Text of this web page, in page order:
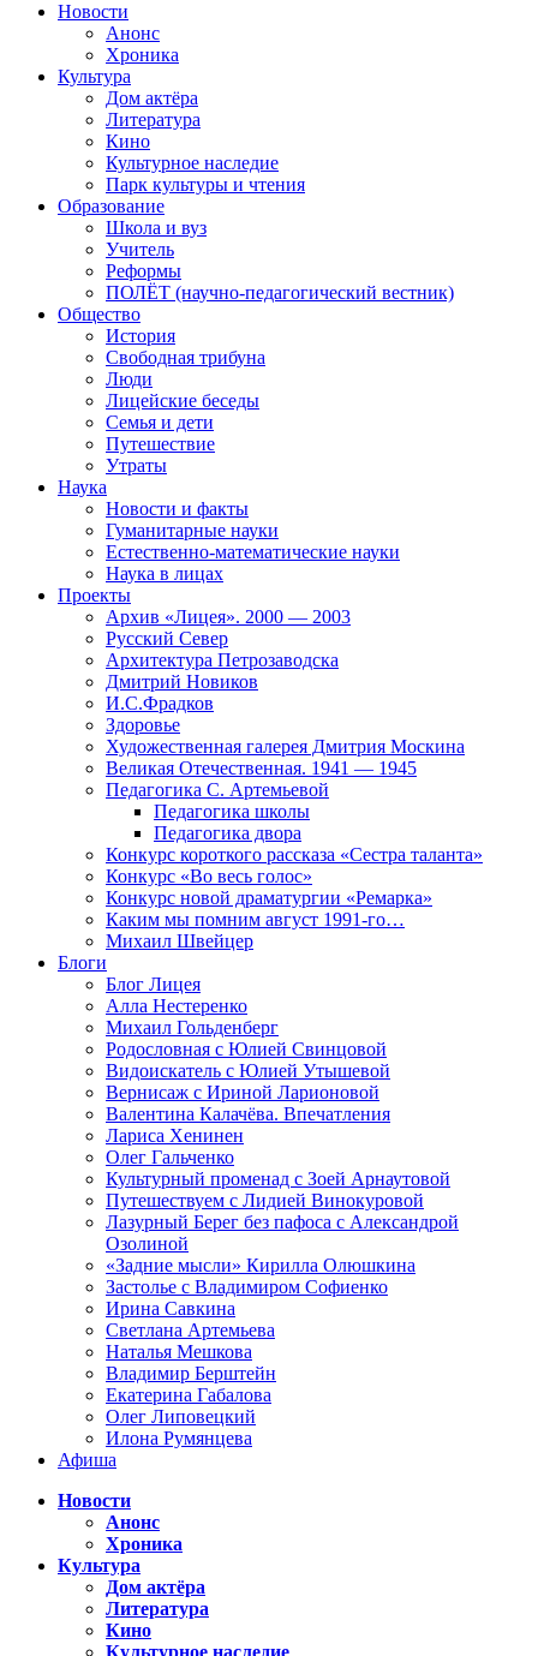
Новости
Анонс
Хроника
Культура
Дом актёра
Литература
Кино
Культурное наследие
Парк культуры и чтения
Образование
Школа и вуз
Учитель
Реформы
ПОЛЁТ (научно-педагогический вестник)
Общество
История
Свободная трибуна
Люди
Лицейские беседы
Семья и дети
Путешествие
Утраты
Наука
Новости и факты
Гуманитарные науки
Естественно-математические науки
Наука в лицах
Проекты
Архив «Лицея». 2000 — 2003
Русский Север
Архитектура Петрозаводска
Дмитрий Новиков
И.С.Фрадков
Здоровье
Художественная галерея Дмитрия Москина
Великая Отечественная. 1941 — 1945
Педагогика С. Артемьевой
Педагогика школы
Педагогика двора
Конкурс короткого рассказа «Сестра таланта»
Конкурс «Во весь голос»
Конкурс новой драматургии «Ремарка»
Каким мы помним август 1991-го…
Михаил Швейцер
Блоги
Блог Лицея
Алла Нестеренко
Михаил Гольденберг
Родословная с Юлией Свинцовой
Видоискатель с Юлией Утышевой
Вернисаж с Ириной Ларионовой
Валентина Калачёва. Впечатления
Лариса Хенинен
Олег Гальченко
Культурный променад с Зоей Арнаутовой
Путешествуем с Лидией Винокуровой
Лазурный Берег без пафоса с Александрой
Озолиной
«Задние мысли» Кирилла Олюшкина
Застолье с Владимиром Софиенко
Ирина Савкина
Светлана Артемьева
Наталья Мешкова
Владимир Берштейн
Екатерина Габалова
Олег Липовецкий
Илона Румянцева
Афиша
Новости
Анонс
Хроника
Культура
Дом актёра
Литература
Кино